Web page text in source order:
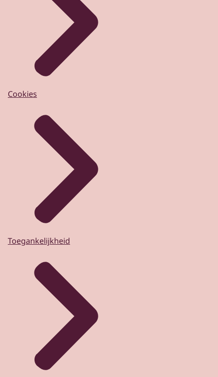
Cookies
Toegankelijkheid